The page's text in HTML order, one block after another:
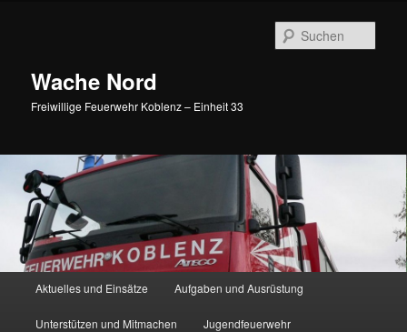
Wache Nord
Freiwillige Feuerwehr Koblenz – Einheit 33
Zum Inhalt wechseln
Zum sekundären Inhalt wechseln
Aktuelles und Einsätze Aufgaben und Ausrüstung
Unterstützen und Mitmachen Jugendfeuerwehr